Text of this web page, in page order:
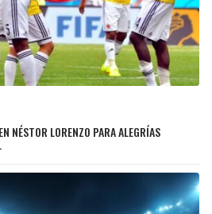
NÉSTOR LORENZO PARA ALEGRÍAS